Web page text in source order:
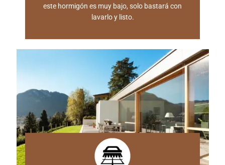
este hormigón es muy bajo, solo bastará con
lavarlo y listo.